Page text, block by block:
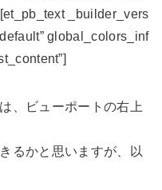
_builder_vers
global_colors_inf
、ビューポートの右上
るかと思いますが、以